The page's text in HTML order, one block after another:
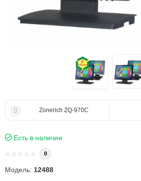
Zonerich ZQ-970С
Есть в наличии
0
Модель: 12488